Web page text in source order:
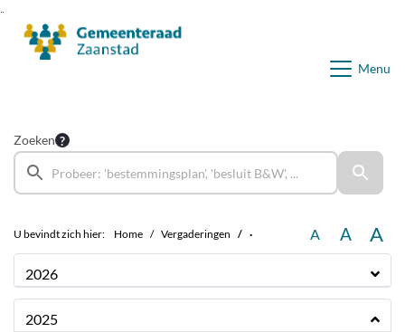
Menu
Zoeken
U bevindt zich hier: Home Vergaderingen · A A A
2026
2025